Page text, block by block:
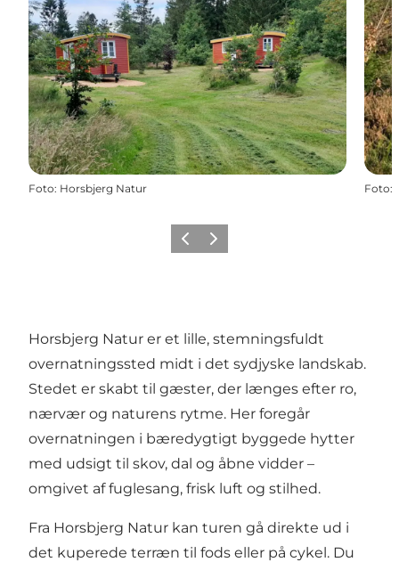
Foto: Horsbjerg Natur Foto:
ForrigeNæste
Horsbjerg Natur er et lille, stemningsfuldt
overnatningssted midt i det sydjyske landskab.
Stedet er skabt til gæster, der længes efter ro,
nærvær og naturens rytme. Her foregår
overnatningen i bæredygtigt byggede hytter
med udsigt til skov, dal og åbne vidder –
omgivet af fuglesang, frisk luft og stilhed.
Fra Horsbjerg Natur kan turen gå direkte ud i
det kuperede terræn til fods eller på cykel. Du